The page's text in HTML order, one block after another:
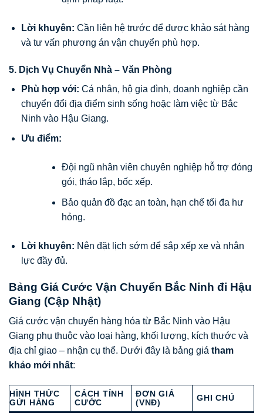
Lời khuyên: Cần liên hệ trước để được khảo sát hàng
và tư vấn phương án vận chuyển phù hợp.
5. Dịch Vụ Chuyển Nhà – Văn Phòng
Phù hợp với: Cá nhân, hộ gia đình, doanh nghiệp cần
chuyển đổi địa điểm sinh sống hoặc làm việc từ Bắc
Ninh vào Hậu Giang.
Ưu điểm:
Đội ngũ nhân viên chuyên nghiệp hỗ trợ đóng
gói, tháo lắp, bốc xếp.
Bảo quản đồ đạc an toàn, hạn chế tối đa hư
hỏng.
Lời khuyên: Nên đặt lịch sớm để sắp xếp xe và nhân
lực đầy đủ.
Bảng Giá Cước Vận Chuyển Bắc Ninh đi Hậu
Giang (Cập Nhật)
Giá cước vận chuyển hàng hóa từ Bắc Ninh vào Hậu
Giang phụ thuộc vào loại hàng, khối lượng, kích thước và
địa chỉ giao – nhận cụ thể. Dưới đây là bảng giá tham
khảo mới nhất:
HÌNH THỨC
GỬI HÀNG
CÁCH TÍNH
CƯỚC
ĐƠN GIÁ
(VNĐ)
GHI CHÚ